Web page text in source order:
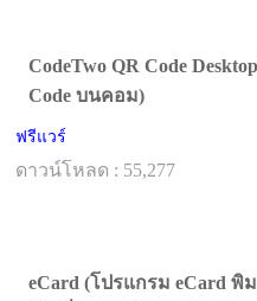
CodeTwo QR Code
Code บนคอม)
ฟรีแวร์
ดาวน์โหลด : 55,277
eCard (โปรแกรม eCard